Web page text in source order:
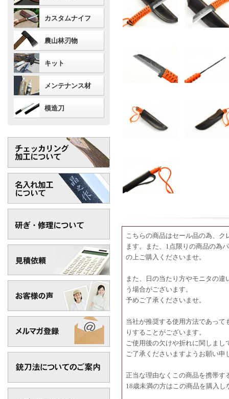
こちらの商品はセール品の為、
ます。また、1点限りの商品の為
の上ご購入くださいませ。
また、日の当たり方やモニタの
う場合がございます。
予めご了承くださいませ。
当社が推奨する使用方法であっ
りすることがございます。
ご使用後の欠けや折れに関しま
ご了承くださいますようお願い申
正当な理由なくこの商品を携帯す
18歳未満の方はこの商品を購入
カスタムナイフ
農山林刃物
キット
メンテナンス材
模造刀